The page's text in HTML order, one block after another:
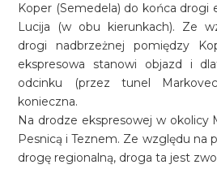
Koper (Semedela) do końca drogi
Lucija (w obu kierunkach). Ze
drogi nadbrzeżnej pomiędzy
ekspresowa stanowi objazd i
odcinku (przez tunel
konieczna.
Na drodze ekspresowej w okolicy
Pesnicą i Teznem. Ze względu na
drogę regionalną, droga ta jest